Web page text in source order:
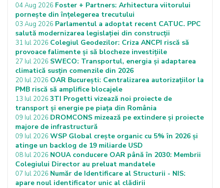
04 Aug 2026 Foster + Partners: Arhitectura viitorului
pornește din înțelegerea trecutului
03 Aug 2026 Parlamentul a adoptat recent CATUC. PPC
salută modernizarea legislației din construcții
31 Iul 2026 Colegiul Geodezilor: Criza ANCPI riscă să
provoace falimente și să blocheze investițiile
27 Iul 2026 SWECO: Transportul, energia și adaptarea
climatică susțin comenzile din 2026
20 Iul 2026 OAR București: Centralizarea autorizațiilor la
PMB riscă să amplifice blocajele
13 Iul 2026 3TI Progetti vizează noi proiecte de
transport și energie pe piața din România
09 Iul 2026 DROMCONS mizează pe extindere și proiecte
majore de infrastructură
09 Iul 2026 WSP Global crește organic cu 5% în 2026 și
atinge un backlog de 19 miliarde USD
08 Iul 2026 NOUA conducere OAR până în 2030: Membrii
Colegiului Director au preluat mandatele
07 Iul 2026 Număr de Identificare al Structurii - NIS:
apare noul identificator unic al clădirii